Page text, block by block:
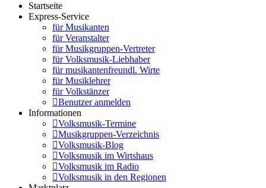
Startseite
Express-Service
für Musikanten
für Veranstalter
für Musikgruppen-Vertreter
für Volksmusik-Liebhaber
für musikantenfreundl. Wirte
für Musiklehrer
für Volkstänzer
Benutzer anmelden
Informationen
Volksmusik-Termine
Musikgruppen-Verzeichnis
Volksmusik-Blog
Volksmusik im Wirtshaus
Volksmusik im Radio
Volksmusik in den Regionen